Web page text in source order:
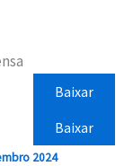
Baixar
Baixar
2024